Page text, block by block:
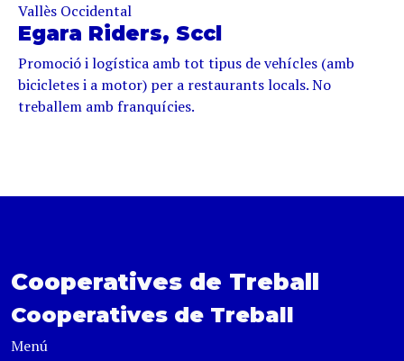
Vallès Occidental
Egara Riders, Sccl
Promoció i logística amb tot tipus de vehícles (amb
bicicletes i a motor) per a restaurants locals. No
treballem amb franquícies.
Cooperatives de Treball
Cooperatives de Treball
Menú